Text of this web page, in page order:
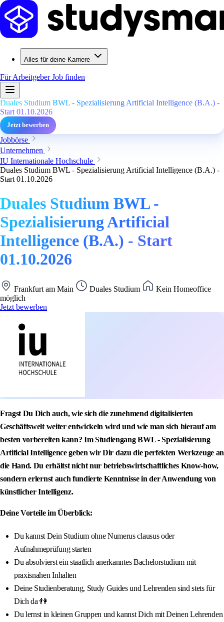
Alles für deine Karriere
Für ArbeitgeberJob finden
Duales Studium BWL - Spezialisierung Artificial Intelligence (B.A.) -
Start 01.10.2026
Jetzt bewerben
Jobbörse
Unternehmen
IU Internationale Hochschule
Duales Studium BWL - Spezialisierung Artificial Intelligence (B.A.) -
Start 01.10.2026
Duales Studium BWL -
Spezialisierung Artificial
Intelligence (B.A.) - Start
01.10.2026
Frankfurt am Main Duales Studium
Kein Homeoffice
möglich
Jetzt bewerben
Fragst Du Dich auch, wie sich die zunehmend digitalisierten
Geschäftswelt weiter entwickeln wird und wie man sich hierauf am
besten vorbereiten kann? Im Studiengang BWL - Spezialisierung
Artificial Intelligence geben wir Dir dazu die perfekten Werkzeuge an
die Hand. Du erhältst nicht nur betriebswirtschaftliches Know-how,
sondern erlernst auch fundierte Kenntnisse in der Anwendung von
künstlicher Intelligenz.
Deine Vorteile im Überblick:
Du kannst Dein Studium ohne Numerus clausus oder
Aufnahmeprüfung starten
Du absolvierst ein staatlich anerkanntes Bachelorstudium mit
praxisnahen Inhalten
Deine Studienberatung, Study Guides und Lehrenden sind stets für
Dich da 👫
Du lernst in kleinen Gruppen und kannst Dich mit Deinen Lehrenden